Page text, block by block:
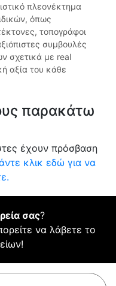
πλεονέκτημα
όπως
τοπογράφοι
συμβουλές
σχετικά με real
αξία του κάθε
παρακάτω
έχουν πρόσβαση
κλικ εδώ για να
σας?
να λάβετε το